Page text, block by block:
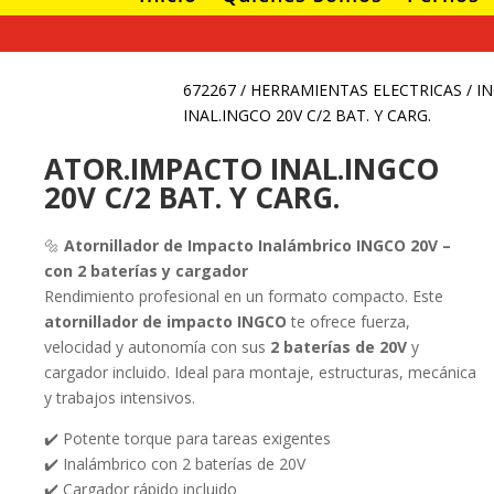
672267 / HERRAMIENTAS ELECTRICAS /
INAL.INGCO 20V C/2 BAT. Y CARG.
ATOR.IMPACTO INAL.INGCO
20V C/2 BAT. Y CARG.
🔩 Atornillador de Impacto Inalámbrico INGCO 20V –
con 2 baterías y cargador
Rendimiento profesional en un formato compacto. Este
atornillador de impacto INGCO te ofrece fuerza,
velocidad y autonomía con sus 2 baterías de 20V y
cargador incluido. Ideal para montaje, estructuras, mecánica
y trabajos intensivos.
✔️ Potente torque para tareas exigentes
✔️ Inalámbrico con 2 baterías de 20V
✔️ Cargador rápido incluido
¡Oferta!
JUEGO DE
DADO CON
CHICHARRA
$ 15.039-
$30.149Rango
de
desde
$15.039
¡Oferta!
ATORNILLADO
PARA PANEL DE
$168.990El
precio
$168.990.
$116.870El
es:
$70.829
precio
original
$60.830El
precio
$